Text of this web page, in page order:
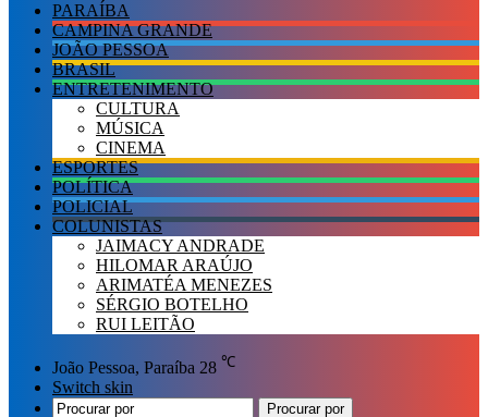
PARAÍBA
CAMPINA GRANDE
JOÃO PESSOA
BRASIL
ENTRETENIMENTO
CULTURA
MÚSICA
CINEMA
ESPORTES
POLÍTICA
POLICIAL
COLUNISTAS
JAIMACY ANDRADE
HILOMAR ARAÚJO
ARIMATÉA MENEZES
SÉRGIO BOTELHO
RUI LEITÃO
João Pessoa, Paraíba 28 ℃
Switch skin
Procurar por